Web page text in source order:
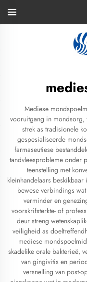
Mediese
vooruitgang in mondsorg,
strek as tradisionele
gespesialiseerde
farmaseutiese
tandvleesprobleme onder
teenstelling met
kleinhandelaars
bewese verbindings
verminder en
voorskrifsterkte- of
deur streng
veiligheid as
mediese
skadelike orale bakterieë,
van gingivitis en
versnelling van post-